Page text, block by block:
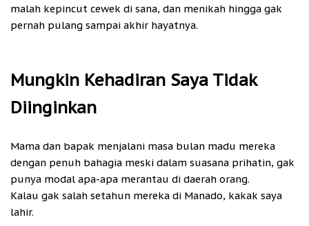
malah kepincut cewek di sana, dan menikah hingga gak
pernah pulang sampai akhir hayatnya.
Mungkin Kehadiran Saya Tidak
Diinginkan
Mama dan bapak menjalani masa bulan madu mereka
dengan penuh bahagia meski dalam suasana prihatin, gak
punya modal apa-apa merantau di daerah orang.
Kalau gak salah setahun mereka di Manado, kakak saya
lahir.